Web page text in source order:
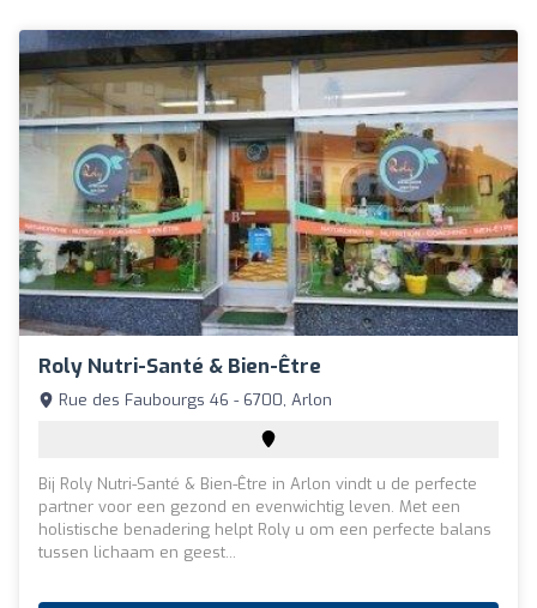
Roly Nutri-Santé & Bien-Être
Rue des Faubourgs 46 - 6700, Arlon
Bij Roly Nutri-Santé & Bien-Être in Arlon vindt u de perfecte
partner voor een gezond en evenwichtig leven. Met een
holistische benadering helpt Roly u om een perfecte balans
tussen lichaam en geest...